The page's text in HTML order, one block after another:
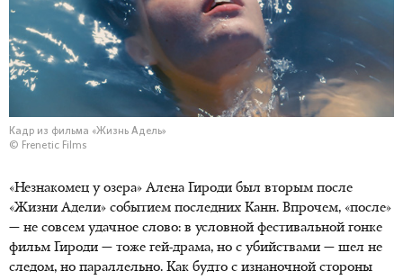
Кадр из фильма «Жизнь Адель»
© Frenetic Films
«Незнакомец у озера» Алена Гироди был вторым после
«Жизни Адели» событием последних Канн. Впрочем, «после»
— не совсем удачное слово: в условной фестивальной гонке
фильм Гироди — тоже гей-драма, но с убийствами — шел не
следом, но параллельно. Как будто с изнаночной стороны